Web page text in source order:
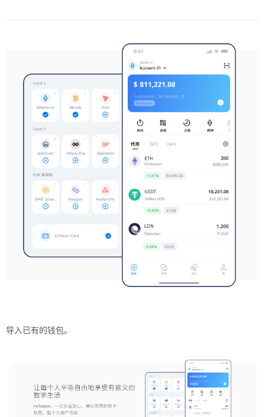
导入已有的钱包。